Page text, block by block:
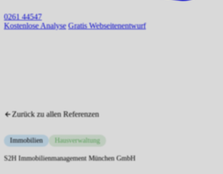
0261 44547
Kostenlose Analyse Gratis Webseitenentwurf
Zurück zu allen Referenzen
Immobilien Hausverwaltung
S2H Immobilienmanagement München GmbH